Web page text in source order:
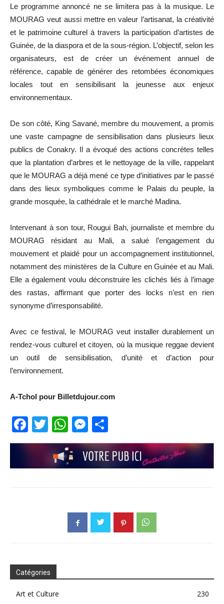
Le programme annoncé ne se limitera pas à la musique. Le
MOURAG veut aussi mettre en valeur l’artisanat, la créativité
et le patrimoine culturel à travers la participation d’artistes de
Guinée, de la diaspora et de la sous-région. L’objectif, selon les
organisateurs, est de créer un événement annuel de
référence, capable de générer des retombées économiques
locales tout en sensibilisant la jeunesse aux enjeux
environnementaux.
De son côté, King Savané, membre du mouvement, a promis
une vaste campagne de sensibilisation dans plusieurs lieux
publics de Conakry. Il a évoqué des actions concrètes telles
que la plantation d’arbres et le nettoyage de la ville, rappelant
que le MOURAG a déjà mené ce type d’initiatives par le passé
dans des lieux symboliques comme le Palais du peuple, la
grande mosquée, la cathédrale et le marché Madina.
Intervenant à son tour, Rougui Bah, journaliste et membre du
MOURAG résidant au Mali, a salué l’engagement du
mouvement et plaidé pour un accompagnement institutionnel,
notamment des ministères de la Culture en Guinée et au Mali.
Elle a également voulu déconstruire les clichés liés à l’image
des rastas, affirmant que porter des locks n’est en rien
synonyme d’irresponsabilité.
Avec ce festival, le MOURAG veut installer durablement un
rendez-vous culturel et citoyen, où la musique reggae devient
un outil de sensibilisation, d’unité et d’action pour
l’environnement.
A-Tchol pour Billetdujour.com
Facebook
TwitterWhatsApp
Messenger
Catégories
Art et Culture
230